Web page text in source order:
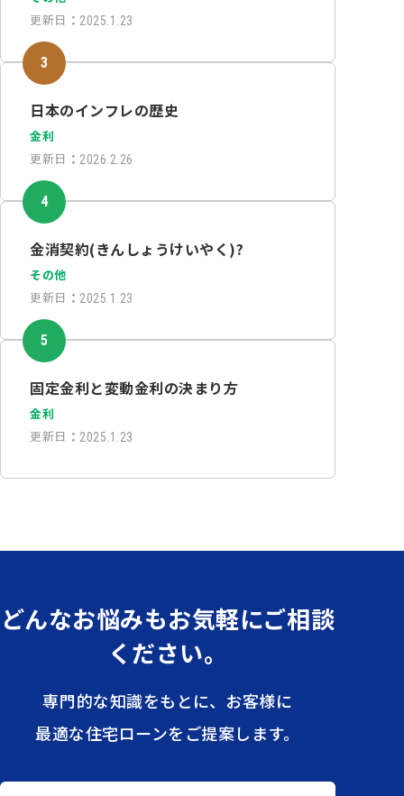
更新日 ： 2025.1.23
日本のインフレの歴史
金利
更新日 ： 2026.2.26
金消契約(きんしょうけいやく)?
その他
更新日 ： 2025.1.23
固定金利と変動金利の決まり方
金利
更新日 ： 2025.1.23
どんなお悩みもお気軽にご相談
ください。
専門的な知識をもとに、お客様に
最適な住宅ローンをご提案します。